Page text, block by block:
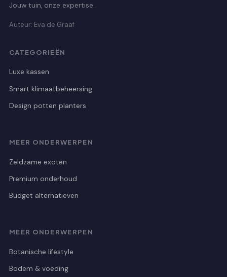
Jouw tuin, onze expertise.
Auteur: Eva de Graaf
CATEGORIEËN
Luxe kassen
Smart klimaatbeheersing
Design potten planters
MEER ONDERWERPEN
Zeldzame exoten
Premium onderhoud
Budget alternatieven
MEER ONDERWERPEN
Botanische lifestyle
Bodem & voeding